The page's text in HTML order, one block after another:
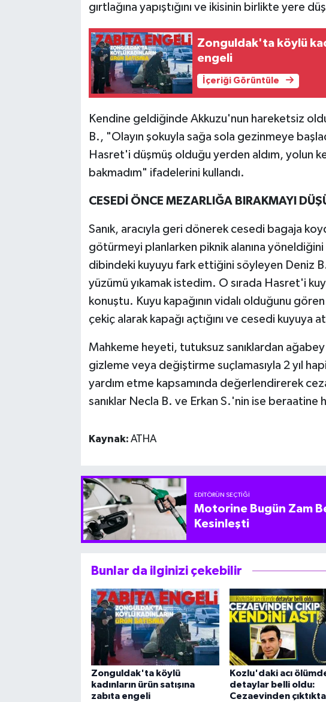
gırtlağına yapıştığını ve ikisinin birlikte yere
Zonguldak'ta köylü
engeli
İçeriği Görüntüle
Kendine geldiğinde Akkuzu'nun hareketsiz
B., "Olayın şokuyla sağa sola gezinmeye
Hasret'i düşmüş olduğu yerden aldım, yolun
bakmadım" ifadelerini kullandı.
CESEDİ ÖNCE MEZARLIĞA BIRAKMAYI
Sanık, aracıyla geri dönerek cesedi bagaja
götürmeyi planlarken piknik alanına yöneldiğini
dibindeki kuyuyu fark ettiğini söyleyen Deniz
yüzümü yıkamak istedim. O sırada Hasret'i
konuştu. Kuyu kapağının vidalı olduğunu
çekiç alarak kapağı açtığını ve cesedi kuyuya
Mahkeme heyeti, tutuksuz sanıklardan
gizleme veya değiştirme suçlamasıyla 2 yıl
yardım etme kapsamında değerlendirerek
sanıklar Necla B. ve Erkan S.'nin ise beraatine
Kaynak: ATHA
EDITÖRÜN SEÇTIĞI
Motorine Bugün Zam
Kesinleşti
Bunlar da ilginizi çekebilir
Zonguldak'ta köylü
kadınların ürün satışına
zabıta engeli
Kozlu'daki acı
detaylar belli oldu:
Cezaevinden